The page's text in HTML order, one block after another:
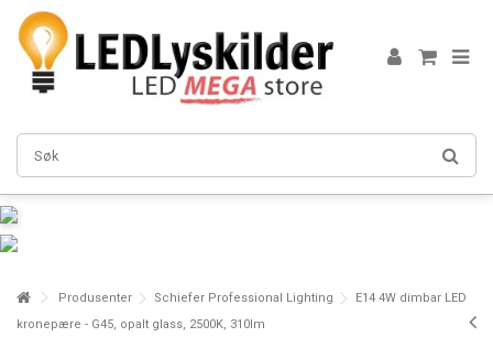
Produsenter Schiefer Professional Lighting
E14 4W dimbar LED
kronepære - G45, opalt glass, 2500K, 310lm